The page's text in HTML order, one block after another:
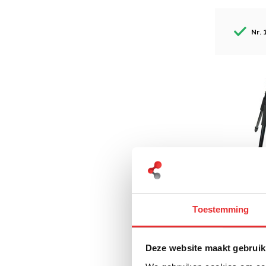
Toestemming
Deze website maakt
Nr.
RAM
€ 309,92